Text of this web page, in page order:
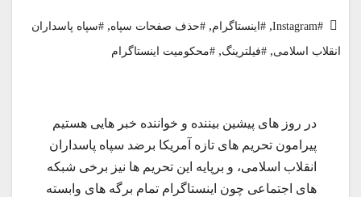
#Instagram
, #اینستاگرام, #حذف صفحات سپاه, #سپاه پاسداران
انقلاب اسلامی, #فیلترینگ, #محکومیت اینستاگرام
در روز های پیشین بیننده و خواننده خبر هایی هستیم
پیرامون تحریم های تازه آمریکا برضد سپاه پاسداران
انقلاب اسلامی، و برپایه این تحریم ها نیز برخی شبکه
های اجتماعی چون اینستاگرام تمام برگه های وابسته